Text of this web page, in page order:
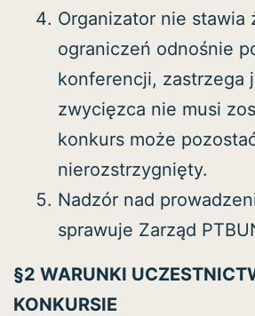
Organizator nie stawia
ograniczeń odnośnie
konferencji, zastrzega
zwycięzca nie musi
konkurs może
nierozstrzygnięty.
Nadzór nad
sprawuje Zarząd
§2 WARUNKI
KONKURSIE